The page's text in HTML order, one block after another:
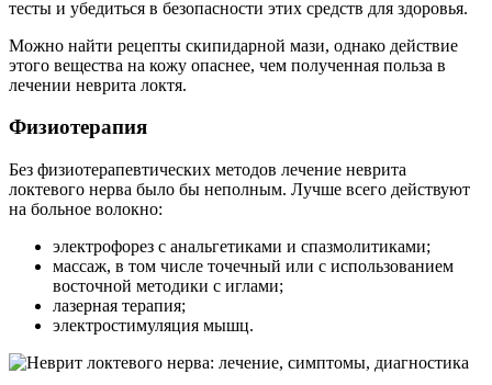
тесты и убедиться в безопасности этих средств для здоровья.
Можно найти рецепты скипидарной мази, однако действие
этого вещества на кожу опаснее, чем полученная польза в
лечении неврита локтя.
Физиотерапия
Без физиотерапевтических методов лечение неврита
локтевого нерва было бы неполным. Лучше всего действуют
на больное волокно:
электрофорез с анальгетиками и спазмолитиками;
массаж, в том числе точечный или с использованием
восточной методики с иглами;
лазерная терапия;
электростимуляция мышц.